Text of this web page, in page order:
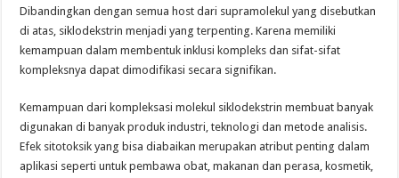
Dibandingkan dengan semua host dari supramolekul yang disebutkan
di atas, siklodekstrin menjadi yang terpenting. Karena memiliki
kemampuan dalam membentuk inklusi kompleks dan sifat-sifat
kompleksnya dapat dimodifikasi secara signifikan.
Kemampuan dari kompleksasi molekul siklodekstrin membuat banyak
digunakan di banyak produk industri, teknologi dan metode analisis.
Efek sitotoksik yang bisa diabaikan merupakan atribut penting dalam
aplikasi seperti untuk pembawa obat, makanan dan perasa, kosmetik,